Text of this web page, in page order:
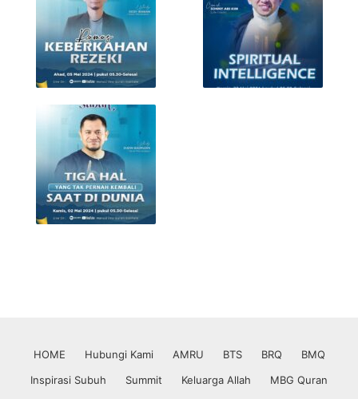
HOME Hubungi Kami AMRU BTS BRQ
BMQ
Inspirasi Subuh
Summit Keluarga Allah MBG Quran